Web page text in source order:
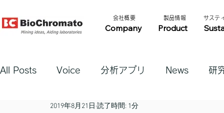
Company Product
​製品情報​​
​会社概要​​ サステ
All Posts Voice 分析アプリ News 研
2019年8月21日 読了時間: 1分